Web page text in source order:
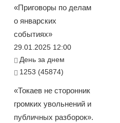
«Приговоры по делам
о январских
событиях»
29.01.2025 12:00
День за днем
1253 (45874)
«Токаев не сторонник
громких увольнений и
публичных разборок».